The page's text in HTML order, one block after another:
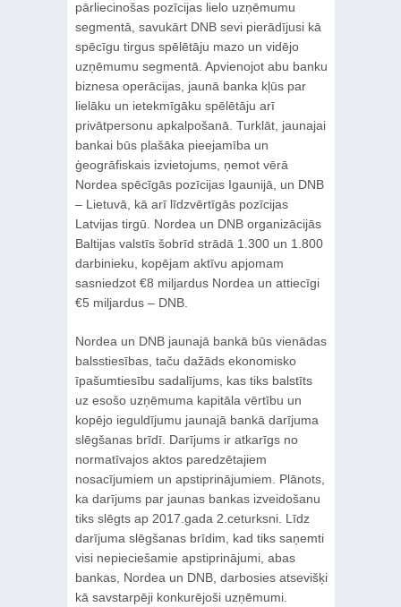
pārliecinošas pozīcijas lielo uzņēmumu
segmentā, savukārt DNB sevi pierādījusi kā
spēcīgu tirgus spēlētāju mazo un vidējo
uzņēmumu segmentā. Apvienojot abu banku
biznesa operācijas, jaunā banka kļūs par
lielāku un ietekmīgāku spēlētāju arī
privātpersonu apkalpošanā. Turklāt, jaunajai
bankai būs plašāka pieejamība un
ģeogrāfiskais izvietojums, ņemot vērā
Nordea spēcīgās pozīcijas Igaunijā, un DNB
– Lietuvā, kā arī līdzvērtīgās pozīcijas
Latvijas tirgū. Nordea un DNB organizācijās
Baltijas valstīs šobrīd strādā 1.300 un 1.800
darbinieku, kopējam aktīvu apjomam
sasniedzot €8 miljardus Nordea un attiecīgi
€5 miljardus – DNB.
Nordea un DNB jaunajā bankā būs vienādas
balsstiesības, taču dažāds ekonomisko
īpašumtiesību sadalījums, kas tiks balstīts
uz esošo uzņēmuma kapitāla vērtību un
kopējo ieguldījumu jaunajā bankā darījuma
slēgšanas brīdī. Darījums ir atkarīgs no
normatīvajos aktos paredzētajiem
nosacījumiem un apstiprinājumiem. Plānots,
ka darījums par jaunas bankas izveidošanu
tiks slēgts ap 2017.gada 2.ceturksni. Līdz
darījuma slēgšanas brīdim, kad tiks saņemti
visi nepieciešamie apstiprinājumi, abas
bankas, Nordea un DNB, darbosies atsevišķi
kā savstarpēji konkurējoši uzņēmumi.